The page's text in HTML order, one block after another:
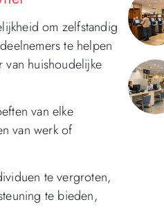
om zelfstandig
te helpen
huishoudelijke
van elke
van werk of
te vergroten,
te bieden,